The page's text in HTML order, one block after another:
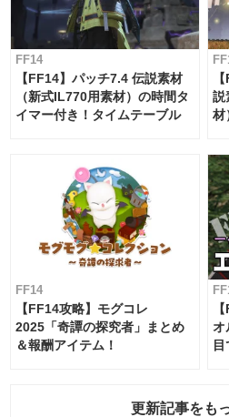
FF14
【FF14】パッチ7.4 伝説素材
（新式IL770用素材）の時間タ
イマー付き！タイムテーブル
説
材
FF14
【FF14攻略】モグコレ
2025「奇譚の探究者」まとめ
＆報酬アイテム！
オ
更新記事をも